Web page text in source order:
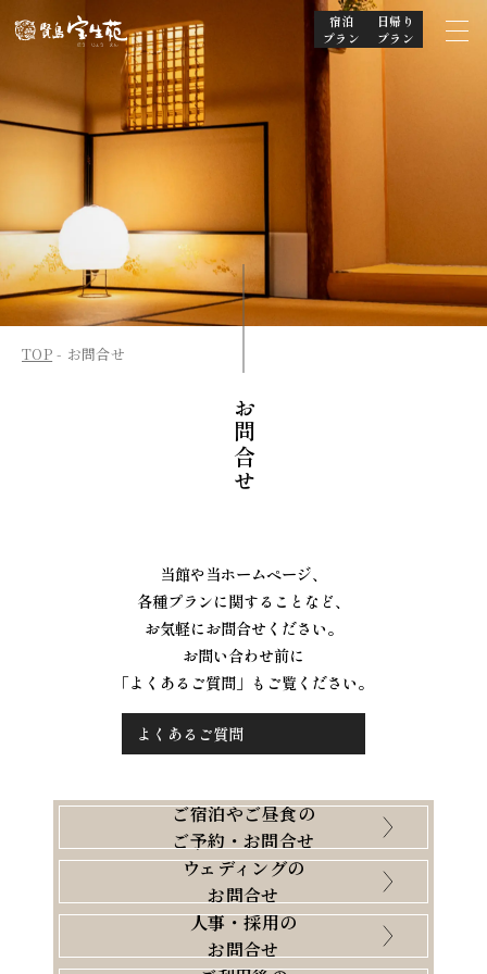
宿泊
プラン
日帰り
プラン
TOP お問合せ
お問合せ
当館や当ホームページ、
各種プランに関することなど、
お気軽にお問合せください。
お問い合わせ前に
「よくあるご質問」もご覧ください。
よくあるご質問
ご宿泊やご昼食の
ご予約・お問合せ
ウェディングの
お問合せ
人事・採用の
お問合せ